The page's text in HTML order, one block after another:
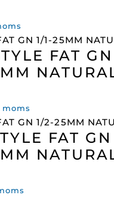
FAT GN
moms
FAT